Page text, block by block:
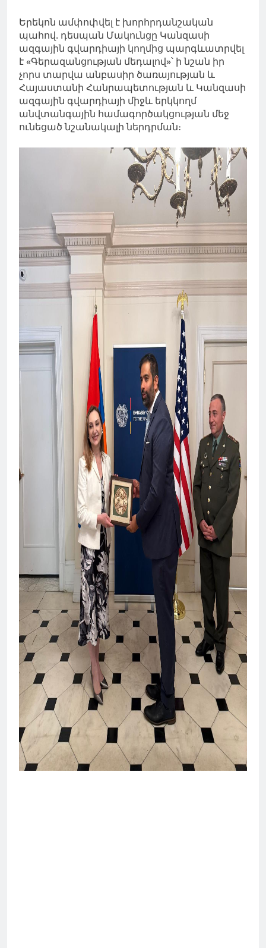
Երեկոն ամփոփվել է խորհրդանշական
պահով. դեսպան Մակունցը Կանզասի
ազգային գվարդիայի կողմից պարգևատրվել
է «Գերազանցության մեդալով»՝ ի նշան իր
չորս տարվա անբասիր ծառայության և
Հայաստանի Հանրապետության և Կանզասի
ազգային գվարդիայի միջև երկկողմ
անվտանգային համագործակցության մեջ
ունեցած նշանակալի ներդրման։